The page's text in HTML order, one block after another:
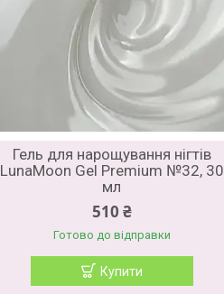
Гель для нарощування нігтів
LunaMoon Gel Premium №32, 30
мл
510 ₴
Готово до відправки
Купити